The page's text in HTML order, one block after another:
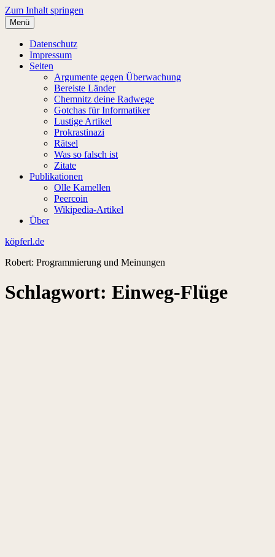
Zum Inhalt springen
Menü
Datenschutz
Impressum
Seiten
Argumente gegen Überwachung
Bereiste Länder
Chemnitz deine Radwege
Gotchas für Informatiker
Lustige Artikel
Prokrastinazi
Rätsel
Was so falsch ist
Zitate
Publikationen
Olle Kamellen
Peercoin
Wikipedia-Artikel
Über
köpferl.de
Robert: Programmierung und Meinungen
Schlagwort: Einweg-Flüge